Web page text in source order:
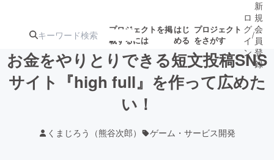
プロジェクトを掲
載するには
はじ
める
プロジェクト
をさがす
注目の新着プロ
ロ
グ
イ
ン
/
新
規
会
員
登
録
お金をやりとりできる短文投稿SNS
サイト『high full』を作って広めた
い！
くまじろう（熊谷次郎） ゲーム・サービス開発